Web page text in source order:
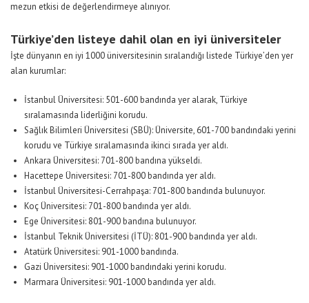
mezun etkisi de değerlendirmeye alınıyor.
Türkiye’den listeye dahil olan en iyi üniversiteler
İşte dünyanın en iyi 1000 üniversitesinin sıralandığı listede Türkiye’den yer
alan kurumlar:
İstanbul Üniversitesi: 501-600 bandında yer alarak, Türkiye
sıralamasında liderliğini korudu.
Sağlık Bilimleri Üniversitesi (SBÜ): Üniversite, 601-700 bandındaki yerini
korudu ve Türkiye sıralamasında ikinci sırada yer aldı.
Ankara Üniversitesi: 701-800 bandına yükseldi.
Hacettepe Üniversitesi: 701-800 bandında yer aldı.
İstanbul Üniversitesi-Cerrahpaşa: 701-800 bandında bulunuyor.
Koç Üniversitesi: 701-800 bandında yer aldı.
Ege Üniversitesi: 801-900 bandına bulunuyor.
İstanbul Teknik Üniversitesi (İTÜ): 801-900 bandında yer aldı.
Atatürk Üniversitesi: 901-1000 bandında.
Gazi Üniversitesi: 901-1000 bandındaki yerini korudu.
Marmara Üniversitesi: 901-1000 bandında yer aldı.